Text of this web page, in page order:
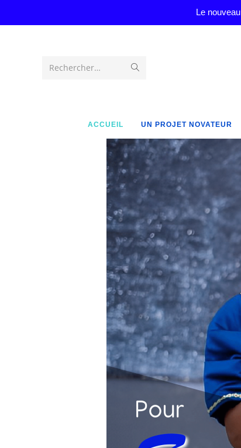
Le
Rechercher…
ACCUEIL UN PROJET NOVATEUR